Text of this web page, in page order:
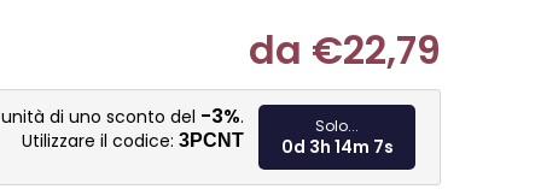
da €22,79
Misura
di uno sconto del -3%.
Utilizzare il codice: 3PCNT
Solo...
0d 3h 14m 6s